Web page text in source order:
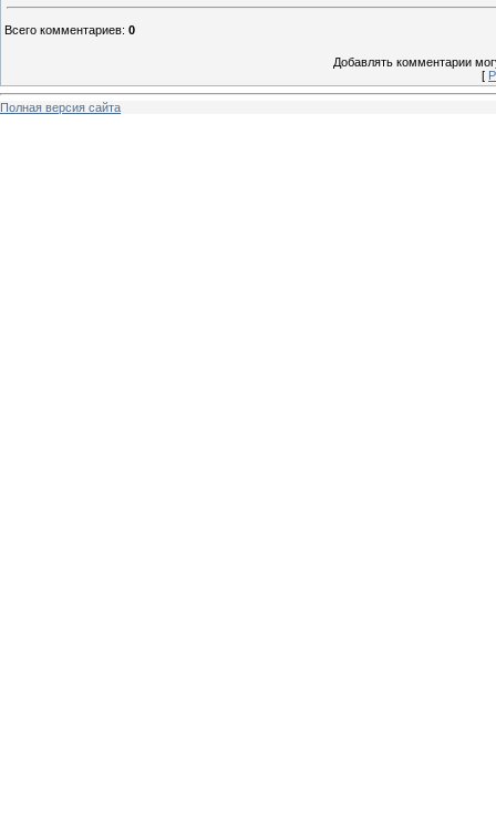
Всего комментариев: 0
Добавлять комментарии
[
Полная версия сайта